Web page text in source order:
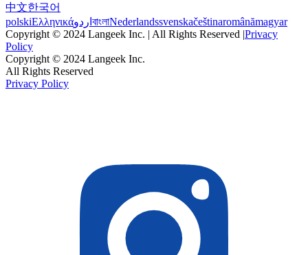
中文한국어
polskiΕλληνικάاردو বাংলাNederlandssvenskačeštinaromânămagyar
Copyright © 2024 Langeek Inc. | All Rights Reserved |Privacy
Policy
Copyright © 2024 Langeek Inc.
All Rights Reserved
Privacy Policy